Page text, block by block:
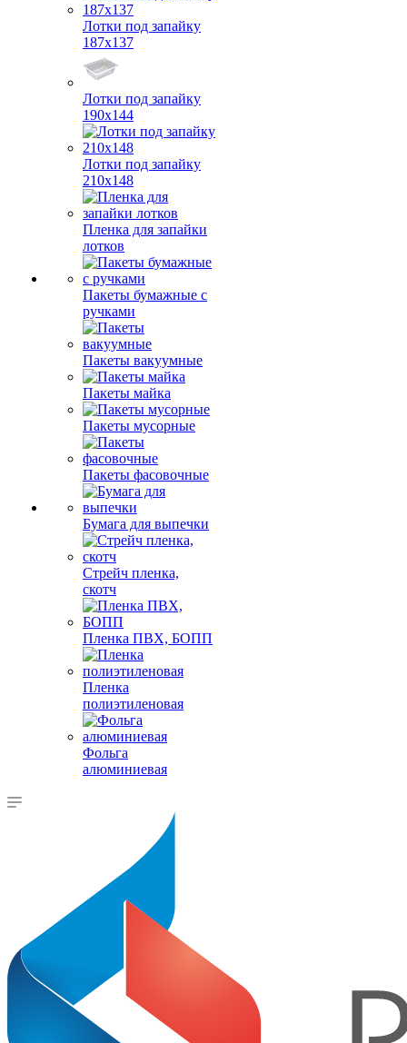
Лотки под запайку
187х137
Лотки под запайку
190х144
Лотки под запайку
210х148
Пленка для запайки
лотков
Пакеты бумажные с
ручками
Пакеты вакуумные
Пакеты майка
Пакеты мусорные
Пакеты фасовочные
Бумага для выпечки
Стрейч пленка,
скотч
Пленка ПВХ, БОПП
Пленка
полиэтиленовая
Фольга
алюминиевая